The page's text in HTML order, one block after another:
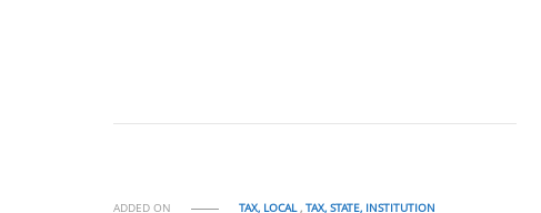
ADDED ON TAX, LOCAL,TAX, STATE, INSTITUTION